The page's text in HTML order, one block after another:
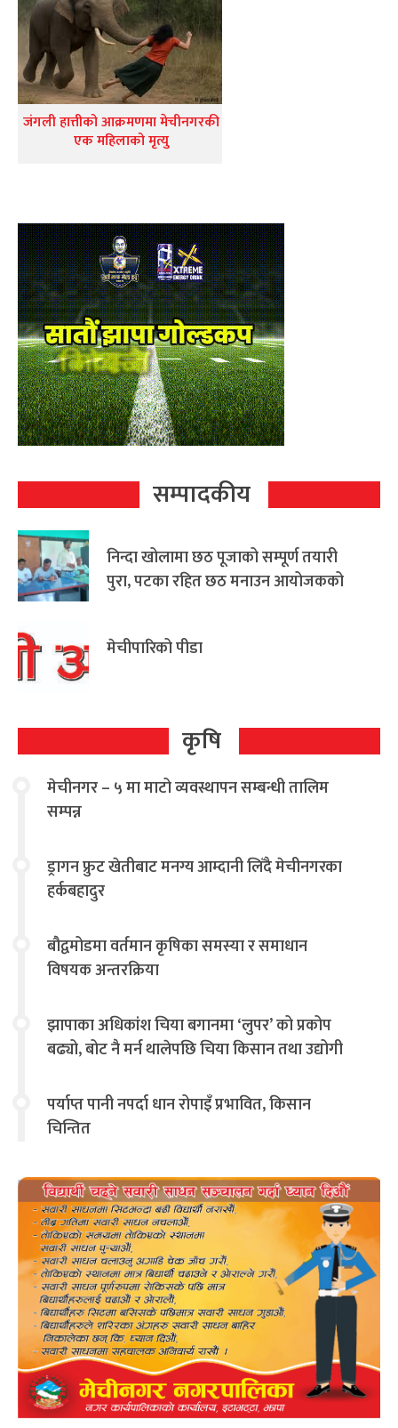
जंगली हात्तीको आक्रमणमा मेचीनगरकी
एक महिलाको मृत्यु
सम्पादकीय
निन्दा खोलामा छठ पूजाको सम्पूर्ण तयारी
पुरा, पटका रहित छठ मनाउन आयोजकको
मेचीपारिको पीडा
कृषि
मेचीनगर – ५ मा माटो व्यवस्थापन सम्बन्धी तालिम
सम्पन्न
ड्रागन फ्रुट खेतीबाट मनग्य आम्दानी लिँदै मेचीनगरका
हर्कबहादुर
बौद्वमोडमा वर्तमान कृषिका समस्या र समाधान
विषयक अन्तरक्रिया
झापाका अधिकांश चिया बगानमा ‘लुपर’ को प्रकोप
बढ्यो, बोट नै मर्न थालेपछि चिया किसान तथा उद्योगी
पर्याप्त पानी नपर्दा धान रोपाइँ प्रभावित, किसान
चिन्तित